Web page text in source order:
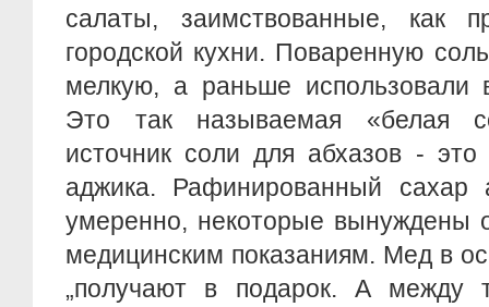
салаты, заимствованные, как
городской кухни. Поваренную
мелкую, а раньше использовали
Это так называемая «белая
источник соли для абхазов -
аджика. Рафинированный сахар
умеренно, некоторые вынуждены
медицинским показаниям. Мед в
„получают в подарок. А между